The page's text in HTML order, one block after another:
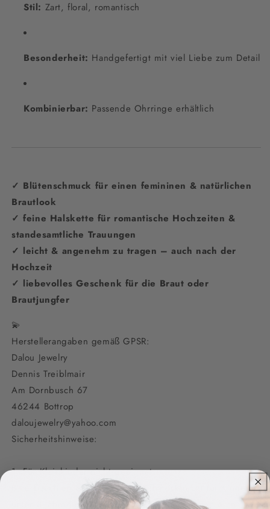
Stil: Zart, floral, romantisch
Besonderheit: Handgefertigt mit viel Liebe zum Detail
Kombinierbar: Passende Ohrringe erhältlich
✓ Blütenschmuck für einen femininen & natürlichen
Brautlook
✓ feine Halskette für romantische Hochzeiten &
standesamtliche Trauungen
✓ leicht & angenehm zu tragen – auch nach der
Hochzeit
✓ liebevolles Geschenk für die Braut oder
Brautjungfer
💫
Herstellerangaben gemäß GPSR:
Dalou Jewelry
Dennis Treiblmair
Am Dornbusch 67
46244 Bottrop
daloujewelry@yahoo.com
Sicherheitshinweise:
1. Für Kleinkinder nicht geeignet:
Bitte beachten Sie, dass unser Schmuck nicht für Kinder
unter 3 Jahren geeignet ist. Kleine Teile können eine